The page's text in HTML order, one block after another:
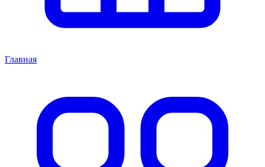
Главная